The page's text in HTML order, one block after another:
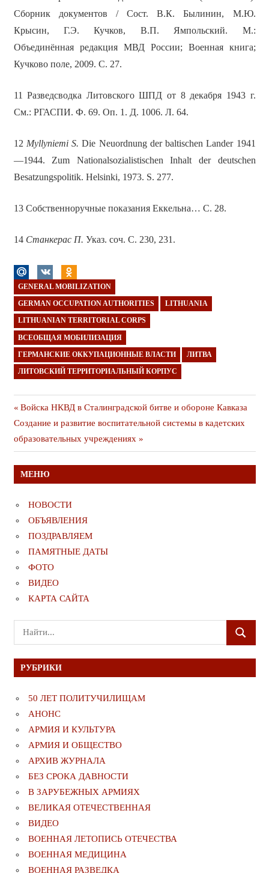
Сборник документов / Сост. В.К. Былинин, М.Ю.
Крысин, Г.Э. Кучков, В.П. Ямпольский. М.:
Объединённая редакция МВД России; Военная книга;
Кучково поле, 2009. С. 27.
11 Разведсводка Литовского ШПД от 8 декабря 1943 г.
См.: РГАСПИ. Ф. 69. Оп. 1. Д. 1006. Л. 64.
12 Myllyniemi S.Die Neuordnung der baltischen Lander 1941
—1944. Zum Nationalsozialistischen Inhalt der deutschen
Besatzungspolitik. Helsinki, 1973. S. 277.
13 Собственноручные показания Еккельна… С. 28.
14 Станкерас П. Указ. соч. С. 230, 231.
GENERAL MOBILIZATION
GERMAN OCCUPATION AUTHORITIES LITHUANIA
LITHUANIAN TERRITORIAL CORPS
ВСЕОБЩАЯ МОБИЛИЗАЦИЯ
ГЕРМАНСКИЕ ОККУПАЦИОННЫЕ ВЛАСТИ ЛИТВА
ЛИТОВСКИЙ ТЕРРИТОРИАЛЬНЫЙ КОРПУС
Навигация
по
записям
Предыдущая
публикация
Войска НКВД в Сталинградской битве и обороне Кавказа
Следующая
публикация
Создание и развитие воспитательной системы в кадетских
образовательных учреждениях
МЕНЮ
НОВОСТИ
ОБЪЯВЛЕНИЯ
ПОЗДРАВЛЯЕМ
ПАМЯТНЫЕ ДАТЫ
ФОТО
ВИДЕО
КАРТА САЙТА
Поиск
для:
ПОИСК
РУБРИКИ
50 ЛЕТ ПОЛИТУЧИЛИЩАМ
АНОНС
АРМИЯ И КУЛЬТУРА
АРМИЯ И ОБЩЕСТВО
АРХИВ ЖУРНАЛА
БЕЗ СРОКА ДАВНОСТИ
В ЗАРУБЕЖНЫХ АРМИЯХ
ВЕЛИКАЯ ОТЕЧЕСТВЕННАЯ
ВИДЕО
ВОЕННАЯ ЛЕТОПИСЬ ОТЕЧЕСТВА
ВОЕННАЯ МЕДИЦИНА
ВОЕННАЯ РАЗВЕДКА